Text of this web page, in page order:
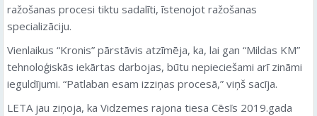
ražošanas procesi tiktu sadalīti, īstenojot ražošanas
specializāciju.
Vienlaikus “Kronis” pārstāvis atzīmēja, ka, lai gan “Mildas KM”
tehnoloģiskās iekārtas darbojas, būtu nepieciešami arī zināmi
ieguldījumi. “Patlaban esam izziņas procesā,” viņš sacīja.
LETA jau ziņoja, ka Vidzemes rajona tiesa Cēsīs 2019.gada